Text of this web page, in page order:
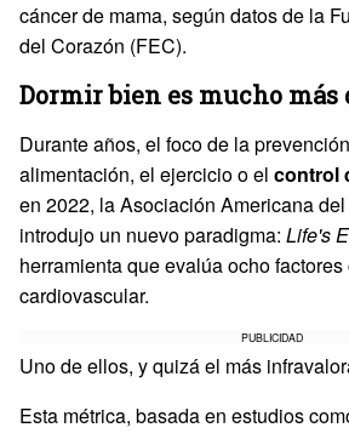
cáncer de mama, según datos de la
del Corazón (FEC).
Dormir bien es mucho más
Durante años, el foco de la
alimentación, el ejercicio o el control
en 2022, la Asociación Americana
introdujo un nuevo paradigma: Life's
herramienta que evalúa ocho
cardiovascular.
PUBLICIDAD
Uno de ellos, y quizá el más
Esta métrica, basada en estudios